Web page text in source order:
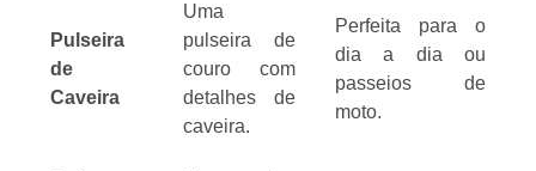
Pulseira
de
Caveira
Uma
pulseira de
couro com
detalhes de
caveira.
Perfeita para o
dia a dia ou
passeios de
moto.